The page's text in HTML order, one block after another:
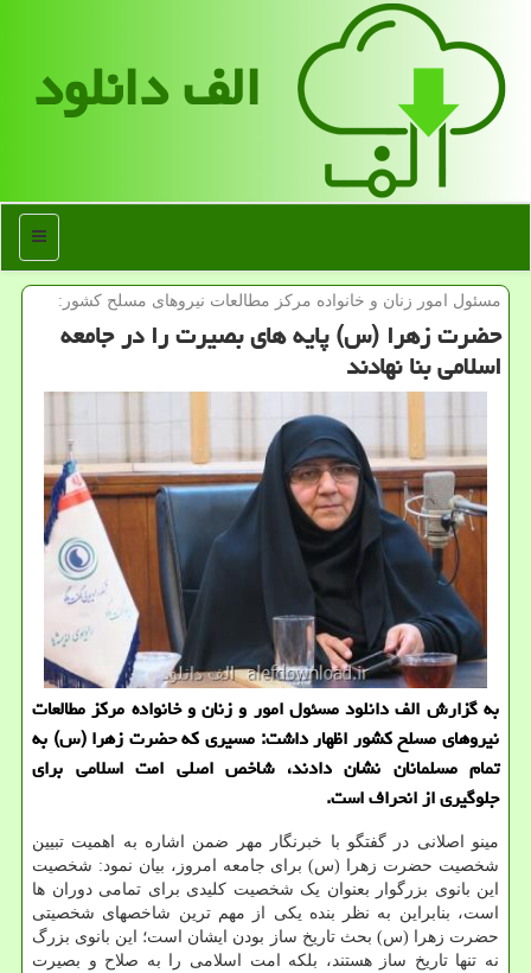
الف دانلود
منو
مسئول امور زنان و خانواده مركز مطالعات نیروهای مسلح كشور:
حضرت زهرا (س) پایه های بصیرت را در جامعه
اسلامی بنا نهادند
به گزارش الف دانلود مسئول امور و زنان و خانواده مرکز مطالعات
نیروهای مسلح کشور اظهار داشت: مسیری که حضرت زهرا (س) به
تمام مسلمانان نشان دادند، شاخص اصلی امت اسلامی برای
جلوگیری از انحراف است.
مینو اصلانی در گفتگو با خبرنگار مهر ضمن اشاره به اهمیت تبیین
شخصیت حضرت زهرا (س) برای جامعه امروز، بیان نمود: شخصیت
این بانوی بزرگوار بعنوان یک شخصیت کلیدی برای تمامی دوران ها
است، بنابراین به نظر بنده یکی از مهم ترین شاخصهای شخصیتی
حضرت زهرا (س) بحث تاریخ ساز بودن ایشان است؛ این بانوی بزرگ
نه تنها تاریخ ساز هستند، بلکه امت اسلامی را به صلاح و بصیرت